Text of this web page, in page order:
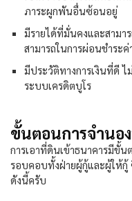
ภาระผูกพันอื่นซ้อนอยู่
มีรายได้ที่มั่นคงและสามา
สามารถในการผ่อนชำระค่
มีประวัติทางการเงินที่ดี
ระบบเครดิตบูโร
ขั้นตอนการจำนอ
การเอาที่ดินเข้าธนาคารมีขั้
รอบคอบทั้งฝ่ายผู้กู้และผู้ให้กู้
ดังนี้ครับ